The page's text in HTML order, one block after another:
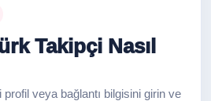
Takipçi Nasıl
veya bağlantı bilgisini girin ve